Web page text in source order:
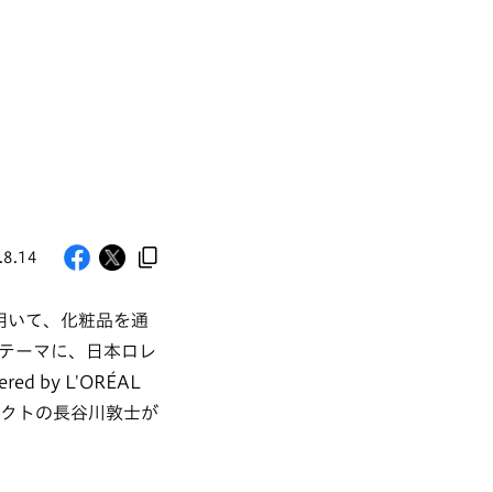
て、化粧品を通
ーマに、日本ロレ
by L'ORÉAL
トの長谷川敦士が